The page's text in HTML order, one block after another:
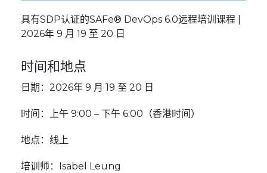
具有SDP认证的SAFe® DevOps 6.0远程培训课程 |
2026年 9 月 19 至 20 日
时间和地点
日期：2026年 9 月 19 至 20 日
时间：上午 9:00 – 下午 6:00（香港时间）
地点：线上
培训师：Isabel Leung